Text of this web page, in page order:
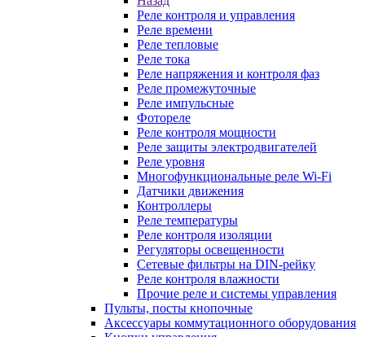
Реле контроля и управления
Реле времени
Реле тепловые
Реле тока
Реле напряжения и контроля фаз
Реле промежуточные
Реле импульсные
Фотореле
Реле контроля мощности
Реле защиты электродвигателей
Реле уровня
Многофункциональные реле Wi-Fi
Датчики движения
Контроллеры
Реле температуры
Реле контроля изоляции
Регуляторы освещенности
Сетевые фильтры на DIN-рейку
Реле контроля влажности
Прочие реле и системы управления
Пульты, посты кнопочные
Аксессуары коммутационного оборудования